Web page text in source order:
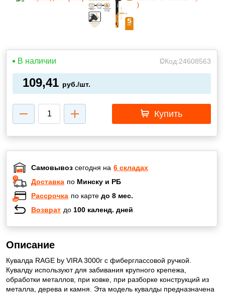
В наличии Код:24608563
109,41 руб./шт.
Купить
Самовывоз сегодня на 6 складах
Доставка по Минску и РБ
Рассрочка по карте до 8 мес.
Возврат до 100 календ. дней
Описание
Кувалда RAGE by VIRA 3000г с фиберглассовой ручкой.
Кувалду используют для забивания крупного крепежа,
обработки металлов, при ковке, при разборке конструкций из
металла, дерева и камня. Эта модель кувалды предназначена